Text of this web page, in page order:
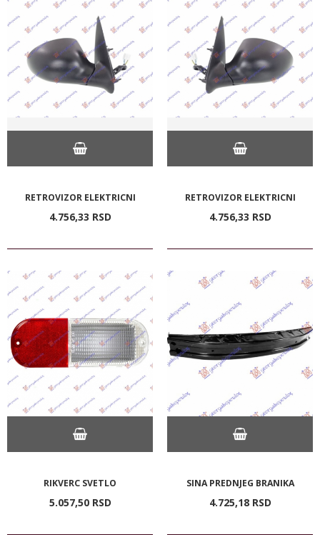
RETROVIZOR ELEKTRICNI
4.756,33 RSD
RETROVIZOR ELEKTRICNI
4.756,33 RSD
RIKVERC SVETLO
5.057,50 RSD
SINA PREDNJEG BRANIKA
4.725,18 RSD